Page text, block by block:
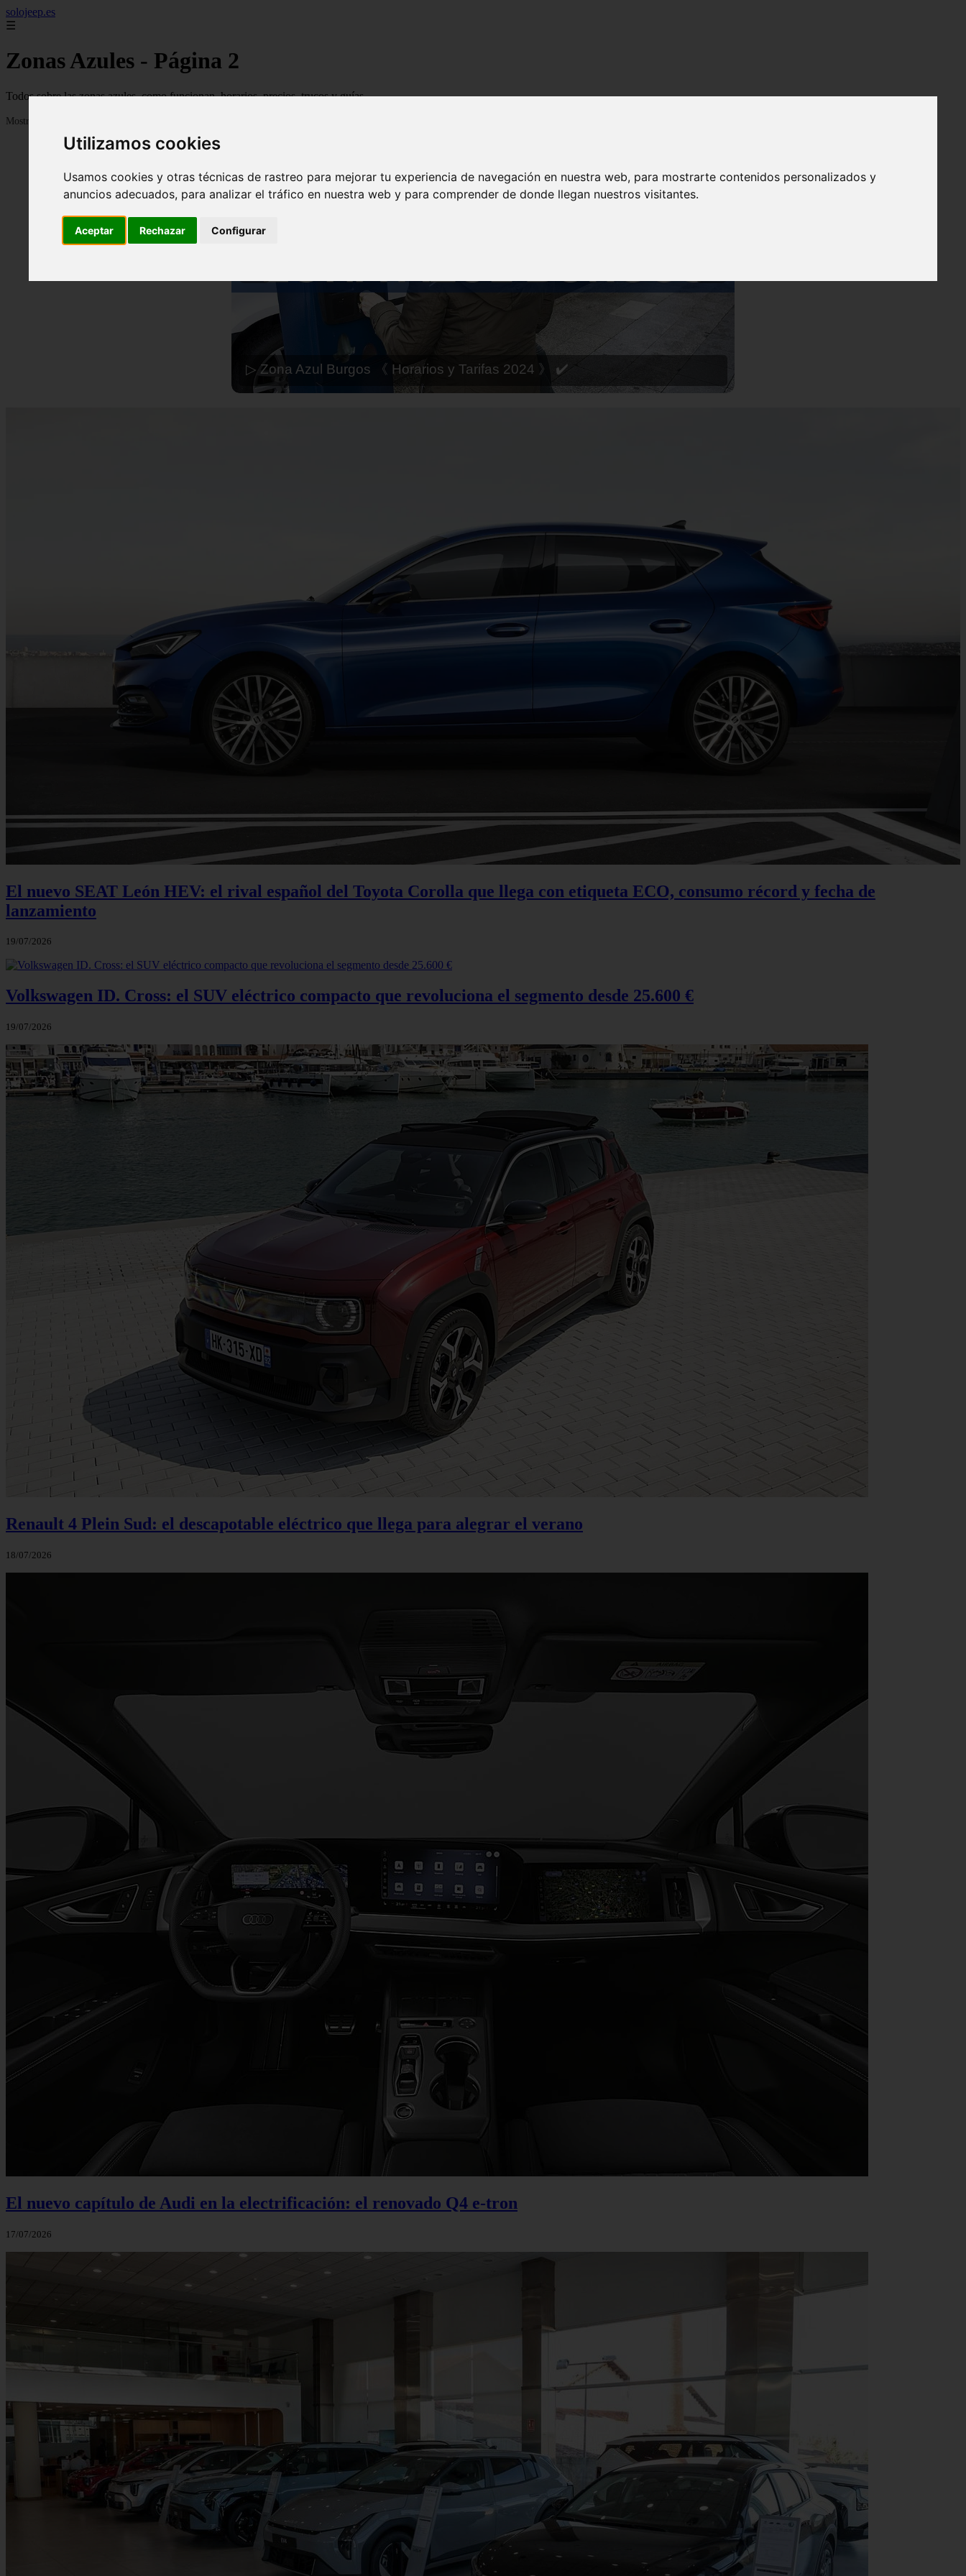
Utilizamos cookies
Usamos cookies y otras técnicas de rastreo para mejorar tu experiencia de navegación en nuestra web, para mostrarte contenidos personalizados y
anuncios adecuados, para analizar el tráfico en nuestra web y para comprender de donde llegan nuestros visitantes.
Aceptar Rechazar Configurar
solojeep.es
☰
Zonas Azules - Página 2
Todos sobre las zonas azules, como funcionan, horarios, precios, trucos y guías
Mostrando 25 - 48 de 3330 artículos
▷ Zona Azul Córdoba 《 Horarios y Tarifas 2024 》 ✔️
El nuevo SEAT León HEV: el rival español del Toyota Corolla que llega con etiqueta ECO, consumo récord y fecha de
lanzamiento
19/07/2026
Volkswagen ID. Cross: el SUV eléctrico compacto que revoluciona el segmento desde 25.600 €
19/07/2026
Renault 4 Plein Sud: el descapotable eléctrico que llega para alegrar el verano
18/07/2026
El nuevo capítulo de Audi en la electrificación: el renovado Q4 e-tron
17/07/2026